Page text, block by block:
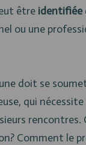
être identifiée
ou une
doit se
qui nécessite
rencontres.
Comment le